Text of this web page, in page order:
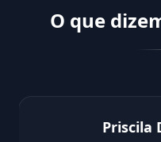
O que
Priscila